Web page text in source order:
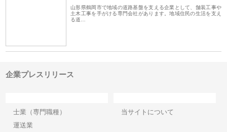
山形県鶴岡市で地域の道路基盤を支える企業として、舗装工事や
土木工事を手がける専門会社があります。地域住民の生活を支え
る道…
企業プレスリリース
士業（専門職種）
運送業
当サイトについて